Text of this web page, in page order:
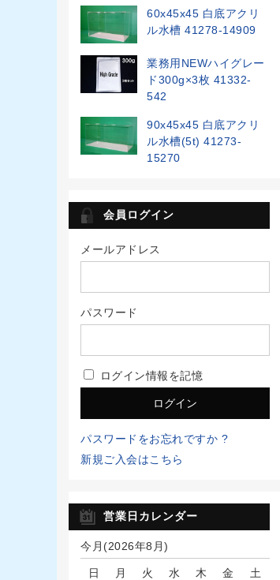
60x45x45 白底アクリ
ル水槽 41278-14909
業務用NEWハイグレー
ド300g×3枚 41332-
542
90x45x45 白底アクリ
ル水槽(5t) 41273-
15270
会員ログイン
メールアドレス
パスワード
ログイン情報を記憶
パスワードをお忘れですか ?
新規ご入会はこちら
営業日カレンダー
今月(2026年8月)
日 月 火 水 木 金 土